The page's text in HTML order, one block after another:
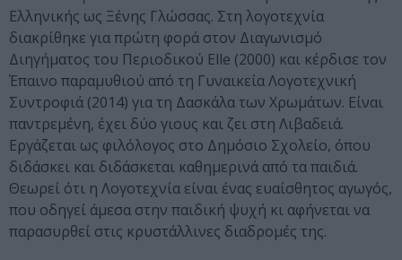
Ελληνικής ως Ξένης Γλώσσας. Στη λογοτεχνία
διακρίθηκε για πρώτη φορά στον Διαγωνισμό
Διηγήματος του Περιοδικού Elle (2000) και κέρδισε τον
Έπαινο παραμυθιού από τη Γυναικεία Λογοτεχνική
Συντροφιά (2014) για τη Δασκάλα των Χρωμάτων. Είναι
παντρεμένη, έχει δύο γιους και ζει στη Λιβαδειά.
Εργάζεται ως φιλόλογος στο Δημόσιο Σχολείο, όπου
διδάσκει και διδάσκεται καθημερινά από τα παιδιά.
Θεωρεί ότι η Λογοτεχνία είναι ένας ευαίσθητος αγωγός,
που οδηγεί άμεσα στην παιδική ψυχή κι αφήνεται να
παρασυρθεί στις κρυστάλλινες διαδρομές της.